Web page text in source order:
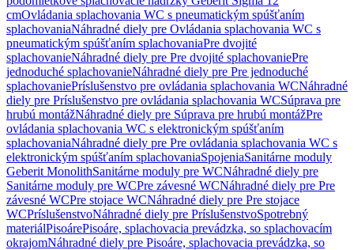
cmOvládania splachovania WC s pneumatickým spúšťaním
splachovaniaNáhradné diely pre Ovládania splachovania WC s
pneumatickým spúšťaním splachovaniaPre dvojité
splachovanieNáhradné diely pre Pre dvojité splachovaniePre
jednoduché splachovanieNáhradné diely pre Pre jednoduché
splachovaniePríslušenstvo pre ovládania splachovania WCNáhradné
diely pre Príslušenstvo pre ovládania splachovania WCSúprava pre
hrubú montážNáhradné diely pre Súprava pre hrubú montážPre
ovládania splachovania WC s elektronickým spúšťaním
splachovaniaNáhradné diely pre Pre ovládania splachovania WC s
elektronickým spúšťaním splachovaniaSpojeniaSanitárne moduly
Geberit MonolithSanitárne moduly pre WCNáhradné diely pre
Sanitárne moduly pre WCPre závesné WCNáhradné diely pre Pre
závesné WCPre stojace WCNáhradné diely pre Pre stojace
WCPríslušenstvoNáhradné diely pre PríslušenstvoSpotrebný
materiálPisoárePisoáre, splachovacia prevádzka, so splachovacím
okrajomNáhradné diely pre Pisoáre, splachovacia prevádzka, so